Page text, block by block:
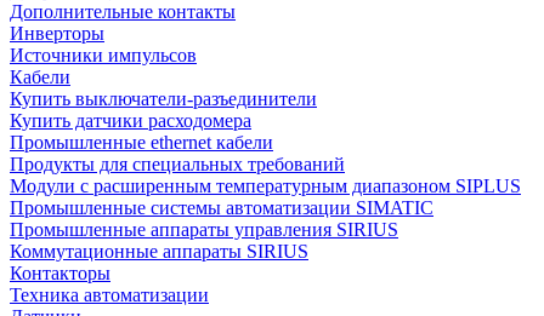
Дополнительные контакты
Инверторы
Источники импульсов
Кабели
Купить выключатели-разъединители
Купить датчики расходомера
Промышленные ethernet кабели
Продукты для специальных требований
Модули с расширенным температурным диапазоном SIPLUS
Промышленные системы автоматизации SIMATIC
Промышленные аппараты управления SIRIUS
Коммутационные аппараты SIRIUS
Контакторы
Техника автоматизации